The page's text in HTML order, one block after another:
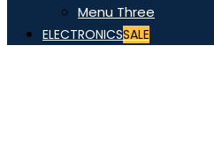
Menu Three
ELECTRONICSSALE